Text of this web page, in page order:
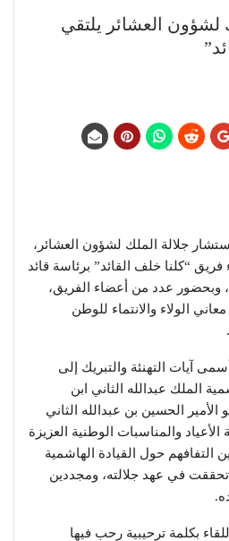
لشؤون العشائر يلتقي
جلالة الملك لشؤون العشائر،
فريق “كلنا خلف القائد” برئاسة قائد
وبحضور عدد من أعضاء الفريق،
الولاء والانتماء للوطن
آيات التهنئة والتبريك إلى
الملك عبدالله الثاني ابن
الحسين بن عبدالله الثاني
والمناسبات الوطنية العزيزة
التفافهم حول القيادة الهاشمية
تحققت في عهد جلالته، ومجددين
بكلمة ترحيبية رحب فيها